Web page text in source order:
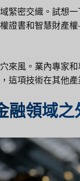
緊密交織。試想
證書和智慧財產
來風。業內專家
這項技術在其他
融領域